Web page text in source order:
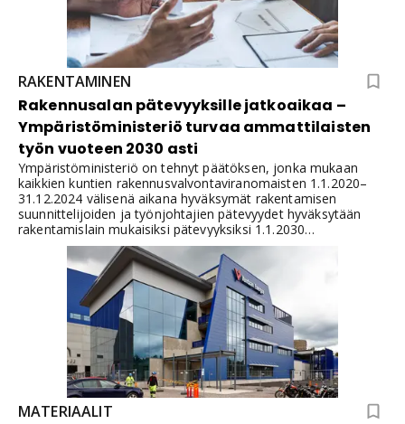
RAKENTAMINEN
Rakennusalan pätevyyksille jatkoaikaa –
Ympäristöministeriö turvaa ammattilaisten
työn vuoteen 2030 asti
Ympäristöministeriö on tehnyt päätöksen, jonka mukaan
kaikkien kuntien rakennusvalvontaviranomaisten 1.1.2020–
31.12.2024 välisenä aikana hyväksymät rakentamisen
suunnittelijoiden ja työnjohtajien pätevyydet hyväksytään
rakentamislain mukaisiksi pätevyyksiksi 1.1.2030
asti.Suunnittelijat ja työnjohtajat voivat toimia vastaavissa
tehtävissä sekä vaativuusluokan että rakentamishankkeen
MATERIAALIT